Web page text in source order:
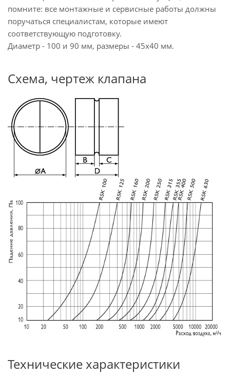
помните: все монтажные и сервисные работы должны
поручаться специалистам, которые имеют
соответствующую подготовку.
Диаметр - 100 и 90 мм, размеры - 45х40 мм.
Схема, чертеж клапана
Технические характеристики